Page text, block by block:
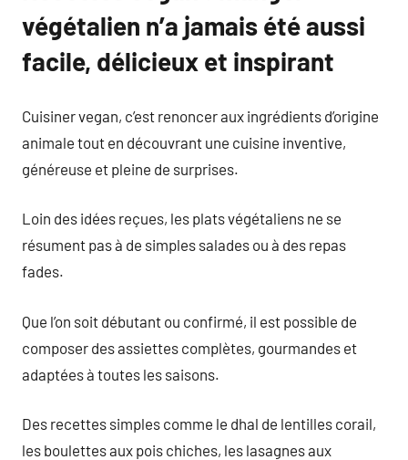
végétalien n’a jamais été aussi
facile, délicieux et inspirant
Cuisiner vegan, c’est renoncer aux ingrédients d’origine
animale tout en découvrant une cuisine inventive,
généreuse et pleine de surprises.
Loin des idées reçues, les plats végétaliens ne se
résument pas à de simples salades ou à des repas
fades.
Que l’on soit débutant ou confirmé, il est possible de
composer des assiettes complètes, gourmandes et
adaptées à toutes les saisons.
Des recettes simples comme le dhal de lentilles corail,
les boulettes aux pois chiches, les lasagnes aux